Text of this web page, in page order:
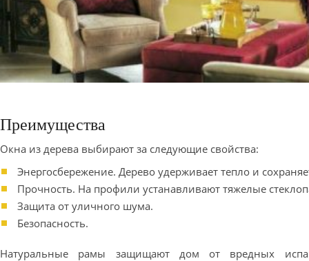
Преимущества
Окна из дерева выбирают за следующие свойства:
Энергосбережение. Дерево удерживает тепло и
Прочность. На профили устанавливают тяжелые
Защита от уличного шума.
Безопасность.
Натуральные рамы защищают дом от вредных